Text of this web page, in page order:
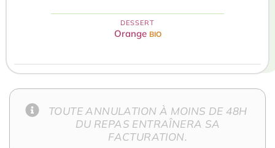
DESSERT
Orange BIO
TOUTE ANNULATION À MOINS DE 48H
DU REPAS ENTRAÎNERA SA
FACTURATION.